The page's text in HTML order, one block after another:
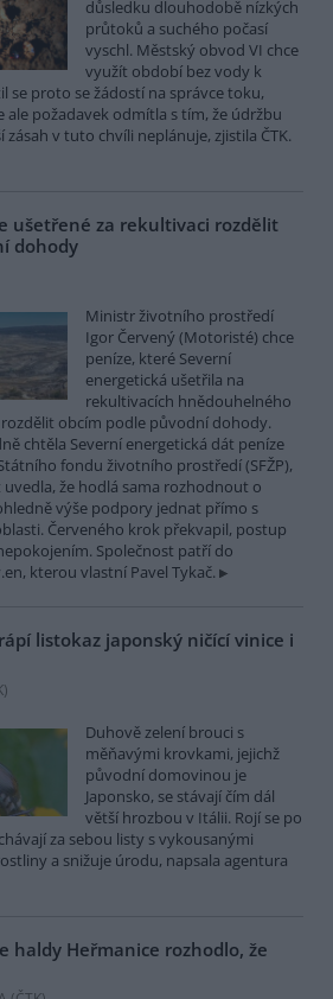
důsledku dlouhodobě nízkých
průtoků a suchého počasí
vyschl. Městský obvod VI chce
využít období bez vody k
se proto se žádostí na správce toku,
ale požadavek odmítla s tím, že údržbu
zásah v tuto chvíli neplánuje, zjistila ČTK.
ušetřené za rekultivaci rozdělit
dohody
Ministr životního prostředí
Igor Červený (Motoristé) chce
peníze, které Severní
energetická ušetřila na
rekultivacích hnědouhelného
rozdělit obcím podle původní dohody.
chtěla Severní energetická dát peníze
fondu životního prostředí (SFŽP),
že hodlá sama rozhodnout o
výše podpory jednat přímo s
Červeného krok překvapil, postup
Společnost patří do
kterou vlastní Pavel Tykač.
listokaz japonský ničící vinice i
)
Duhově zelení brouci s
měňavými krovkami, jejichž
původní domovinou je
Japonsko, se stávají čím dál
větší hrozbou v Itálii. Rojí se po
za sebou listy s vykousanými
a snižuje úrodu, napsala agentura
haldy Heřmanice rozhodlo, že